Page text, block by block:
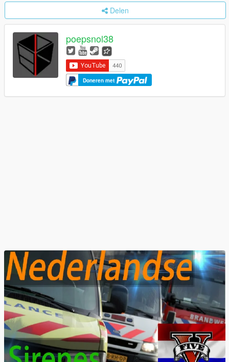
Delen
poepsnol38
Doneren met